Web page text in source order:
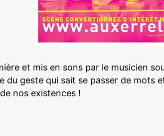
et mis en sons par le musicien
du geste qui sait se passer de mots
nos existences !